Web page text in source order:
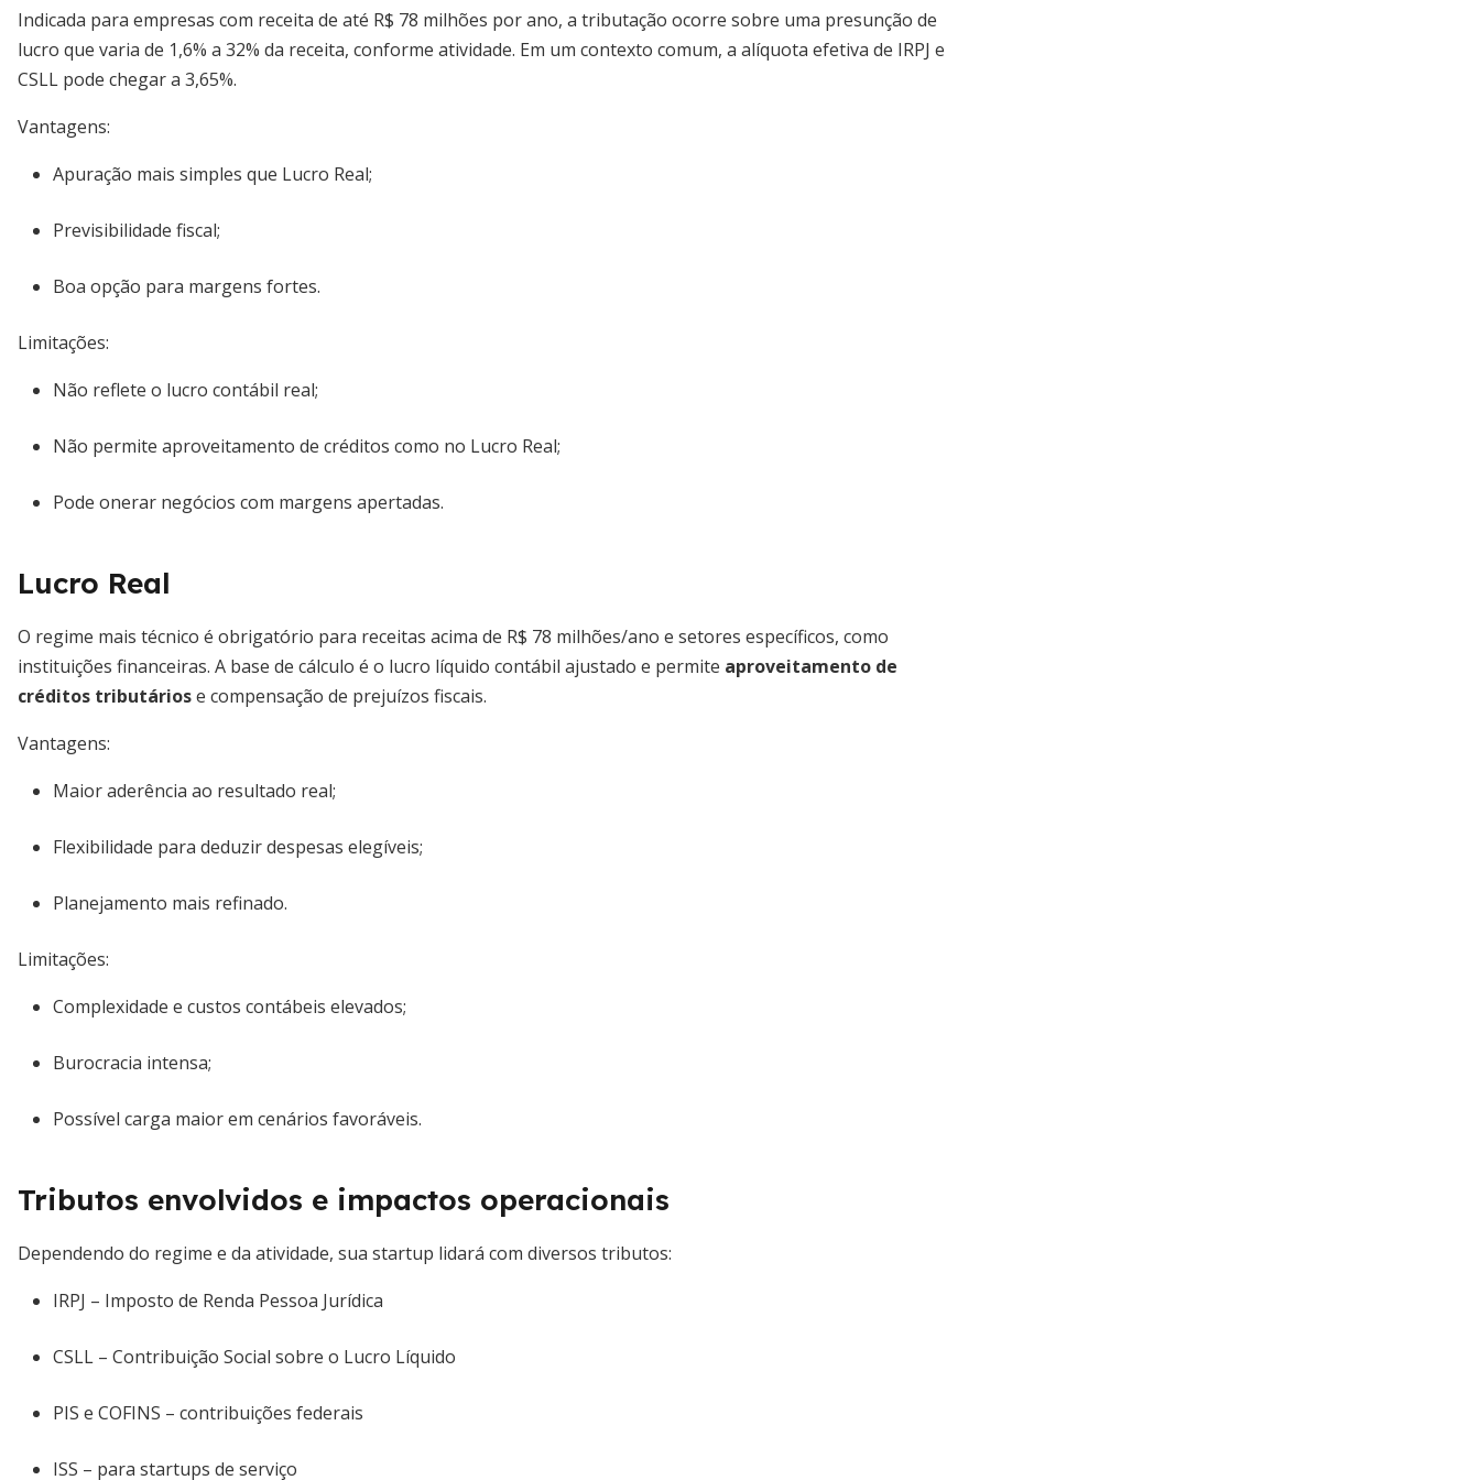
Indicada para empresas com receita de até R$ 78 milhões por ano, a tributação ocorre sobre uma presunção de
lucro que varia de 1,6% a 32% da receita, conforme atividade. Em um contexto comum, a alíquota efetiva de IRPJ e
CSLL pode chegar a 3,65%.
Vantagens:
Apuração mais simples que Lucro Real;
Previsibilidade fiscal;
Boa opção para margens fortes.
Limitações:
Não reflete o lucro contábil real;
Não permite aproveitamento de créditos como no Lucro Real;
Pode onerar negócios com margens apertadas.
Lucro Real
O regime mais técnico é obrigatório para receitas acima de R$ 78 milhões/ano e setores específicos, como
instituições financeiras. A base de cálculo é o lucro líquido contábil ajustado e permite aproveitamento de
créditos tributáriose compensação de prejuízos fiscais.
Vantagens:
Maior aderência ao resultado real;
Flexibilidade para deduzir despesas elegíveis;
Planejamento mais refinado.
Limitações:
Complexidade e custos contábeis elevados;
Burocracia intensa;
Possível carga maior em cenários favoráveis.
Tributos envolvidos e impactos operacionais
Dependendo do regime e da atividade, sua startup lidará com diversos tributos:
IRPJ – Imposto de Renda Pessoa Jurídica
CSLL – Contribuição Social sobre o Lucro Líquido
PIS e COFINS – contribuições federais
ISS – para startups de serviço